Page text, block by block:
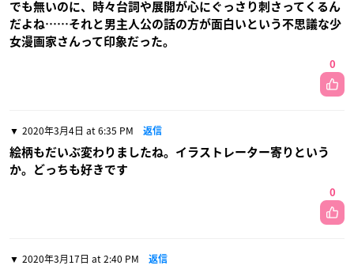
でも無いのに、時々台詞や展開が心にぐっさり刺さってくるん
だよね……それと男主人公の話の方が面白いという不思議な少
女漫画家さんって印象だった。
0
2020年3月4日 at 6:35 PM 返信
絵柄もだいぶ変わりましたね。イラストレーター寄りという
か。どっちも好きです
0
2020年3月17日 at 2:40 PM 返信